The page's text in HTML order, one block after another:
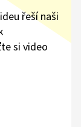
řeší naši
si video